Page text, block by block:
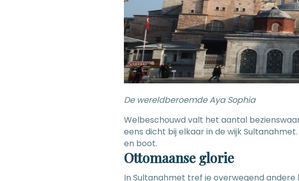
De wereldberoemde Aya Sophia
Welbeschouwd valt het aantal
eens dicht bij elkaar in de wijk
en boot.
Ottomaanse glorie
In Sultanahmet tref je overwegend